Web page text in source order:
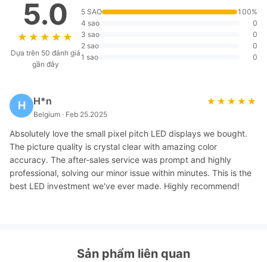
5.0
★★★★★
★★★★★
Dựa trên 50 đánh giá
gần đây
5 SAO
100%
4 sao
0
3 sao
0
2 sao
0
1 sao
0
H H*n
Belgium · Feb 25.2025
★★★★★
★★★★★
Absolutely love the small pixel pitch LED displays we bought.
The picture quality is crystal clear with amazing color
accuracy. The after-sales service was prompt and highly
professional, solving our minor issue within minutes. This is the
best LED investment we've ever made. Highly recommend!
Sản phẩm liên quan